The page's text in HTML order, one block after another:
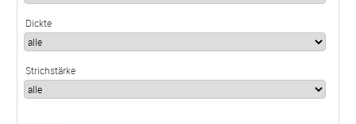
Dickte
Strichstärke